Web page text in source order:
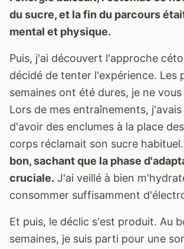
du sucre, et la fin du parcours
mental et physique.
Puis, j'ai découvert l'approche
décidé de tenter l'expérience. Les
semaines ont été dures, je ne
Lors de mes entraînements,
d'avoir des enclumes à la place
corps réclamait son sucre habituel.
bon, sachant que la phase
cruciale. J'ai veillé à bien
consommer suffisamment
Et puis, le déclic s'est produit. Au
semaines, je suis parti pour une